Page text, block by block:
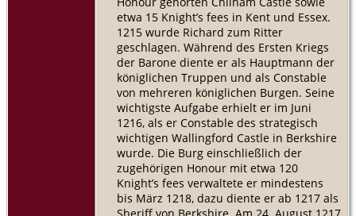
etwa 15 Knight’s fees in Kent und Essex.
1215 wurde Richard zum Ritter
geschlagen. Während des Ersten Kriegs
der Barone diente er als Hauptmann der
königlichen Truppen und als Constable
von mehreren königlichen Burgen. Seine
wichtigste Aufgabe erhielt er im Juni
1216, als er Constable des strategisch
wichtigen Wallingford Castle in Berkshire
wurde. Die Burg einschließlich der
zugehörigen Honour mit etwa 120
Knight’s fees verwaltete er mindestens
bis März 1218, dazu diente er ab 1217 als